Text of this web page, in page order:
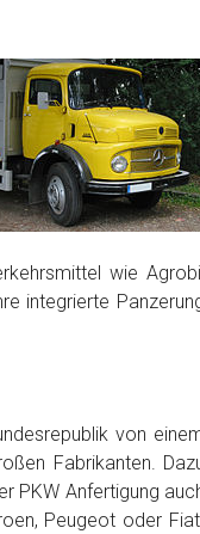
wie Agrobil
integrierte
von
Fabrikanten.
PKW Anfertigung
Peugeot oder